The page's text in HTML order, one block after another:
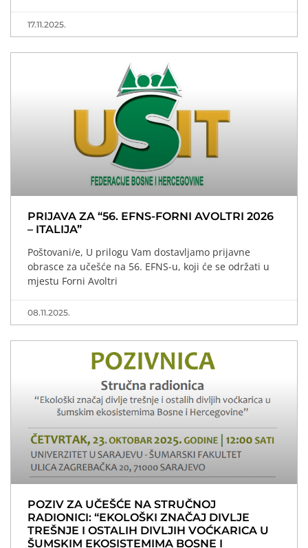
17.11.2025.
PRIJAVA ZA “56. EFNS-FORNI AVOLTRI 2026
– ITALIJA”
Poštovani/e, U prilogu Vam dostavljamo prijavne
obrasce za učešće na 56. EFNS-u, koji će se održati u
mjestu Forni Avoltri
08.11.2025.
POZIV ZA UČEŠĆE NA STRUČNOJ
RADIONICI: “EKOLOŠKI ZNAČAJ DIVLJE
TREŠNJE I OSTALIH DIVLJIH VOĆKARICA U
ŠUMSKIM EKOSISTEMIMA BOSNE I